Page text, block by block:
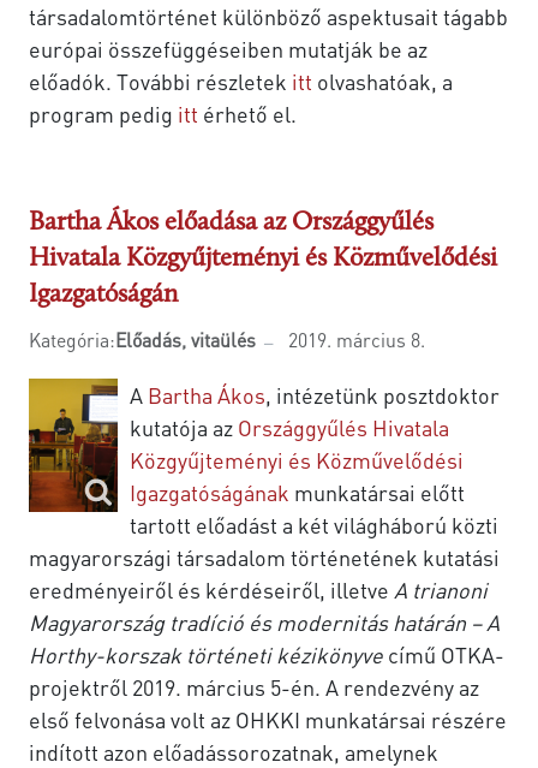
társadalomtörténet különböző aspektusait tágabb
európai összefüggéseiben mutatják be az
előadók. További részletek itt olvashatóak, a
program pedig itt érhető el.
Bartha Ákos előadása az Országgyűlés
Hivatala Közgyűjteményi és Közművelődési
Igazgatóságán
Kategória:Előadás, vitaülés 2019. március 8.
A Bartha Ákos, intézetünk posztdoktor
kutatója az Országgyűlés Hivatala
Közgyűjteményi és Közművelődési
Igazgatóságának munkatársai előtt
tartott előadást a két világháború közti
magyarországi társadalom történetének kutatási
eredményeiről és kérdéseiről, illetve A trianoni
Magyarország tradíció és modernitás határán – A
Horthy-korszak történeti kézikönyve című OTKA-
projektről 2019. március 5-én. A rendezvény az
első felvonása volt az OHKKI munkatársai részére
indított azon előadássorozatnak, amelynek